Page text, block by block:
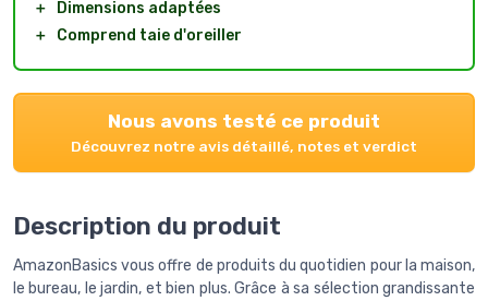
＋
Dimensions adaptées
＋
Comprend taie d'oreiller
Nous avons testé ce produit
Découvrez notre avis détaillé, notes et verdict
Description du produit
AmazonBasics vous offre de produits du quotidien pour la maison,
le bureau, le jardin, et bien plus. Grâce à sa sélection grandissante